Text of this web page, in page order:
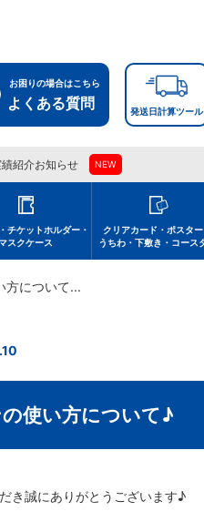
お困りの場合はこちら
よくある質問 発送日計算ツール
紹介お知らせ NEW
チケットホルダー・
スクケース
クリアカード・ポスタ
うちわ・下敷き・コース
について...
使い方について♪
き誠にありがとうございます♪